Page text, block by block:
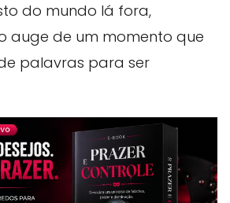
do mundo lá fora,
auge de um momento que
palavras para ser